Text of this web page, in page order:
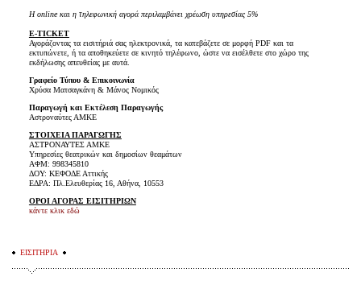
H online και η τηλεφωνική αγορά περιλαμβάνει χρέωση υπηρεσίας 5%
E-TICKET
Αγοράζοντας τα εισιτήριά σας ηλεκτρονικά, τα κατεβάζετε σε μορφή PDF και τα
εκτυπώνετε, ή τα αποθηκεύετε σε κινητό τηλέφωνο, ώστε να εισέλθετε στο χώρο της
εκδήλωσης απευθείας με αυτά.
Γραφείο Τύπου & Επικοινωνία
Χρύσα Ματσαγκάνη & Μάνος Νομικός
Παραγωγή και Εκτέλεση Παραγωγής
Αστροναύτες ΑΜΚΕ
ΣΤΟΙΧΕΙΑ ΠΑΡΑΓΩΓΗΣ
ΑΣΤΡΟΝΑΥΤΕΣ ΑΜΚΕ
Υπηρεσίες θεατρικών και δημοσίων θεαμάτων
ΑΦΜ: 998345810
ΔΟΥ: ΚΕΦΟΔΕ Αττικής
ΕΔΡΑ: Πλ.Ελευθερίας 16, Αθήνα, 10553
ΟΡΟΙ ΑΓΟΡΑΣ ΕΙΣΙΤΗΡΙΩΝ
κάντε κλικ εδώ
ΕΙΣΙΤΗΡΙΑ